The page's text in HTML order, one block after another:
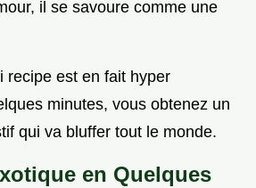
il se savoure comme une
recipe est en fait hyper
minutes, vous obtenez un
qui va bluffer tout le monde.
en Quelques